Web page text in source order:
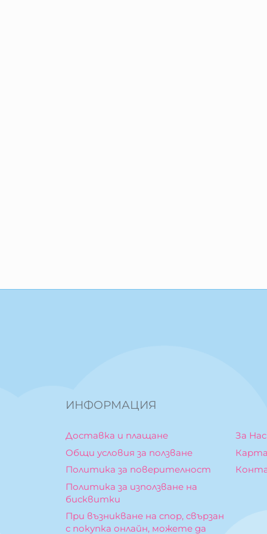
ИНФОРМАЦИЯ
Доставка и плащане
Общи условия за ползване
Политика за поверителност
Политика за използване на
бисквитки
При възникване на спор, свързан
с покупка онлайн, можете да
За Нас